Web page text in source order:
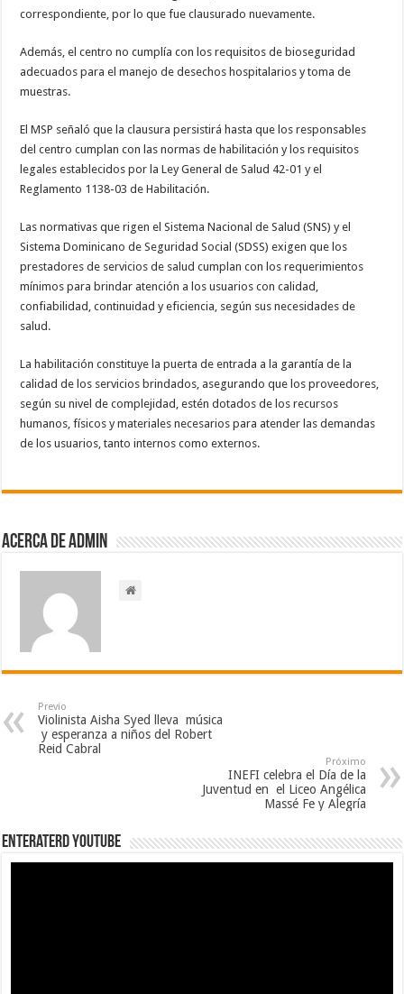
correspondiente, por lo que fue clausurado nuevamente.
Además, el centro no cumplía con los requisitos de bioseguridad
adecuados para el manejo de desechos hospitalarios y toma de
muestras.
El MSP señaló que la clausura persistirá hasta que los responsables
del centro cumplan con las normas de habilitación y los requisitos
legales establecidos por la Ley General de Salud 42-01 y el
Reglamento 1138-03 de Habilitación.
Las normativas que rigen el Sistema Nacional de Salud (SNS) y el
Sistema Dominicano de Seguridad Social (SDSS) exigen que los
prestadores de servicios de salud cumplan con los requerimientos
mínimos para brindar atención a los usuarios con calidad,
confiabilidad, continuidad y eficiencia, según sus necesidades de
salud.
La habilitación constituye la puerta de entrada a la garantía de la
calidad de los servicios brindados, asegurando que los proveedores,
según su nivel de complejidad, estén dotados de los recursos
humanos, físicos y materiales necesarios para atender las demandas
de los usuarios, tanto internos como externos.
Acerca de admin
Previo
Violinista Aisha Syed lleva música
y esperanza a niños del Robert
Reid Cabral
Próximo
INEFI celebra el Día de la
Juventud en el Liceo Angélica
Massé Fe y Alegría
EnterateRD YOUTUBE